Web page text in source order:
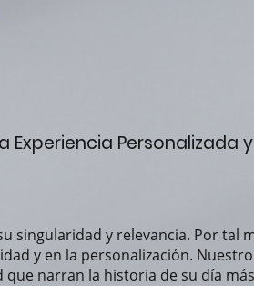
Experiencia Personalizada
singularidad y relevancia. Por tal
y en la personalización.
narran la historia de su día